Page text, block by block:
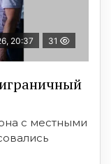
20:37 31
с местными